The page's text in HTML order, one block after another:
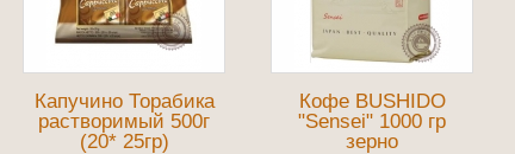
Капучино Торабика
растворимый 500г
(20* 25гр)
Кофе BUSHIDO
"Sensei" 1000 гр
зерно